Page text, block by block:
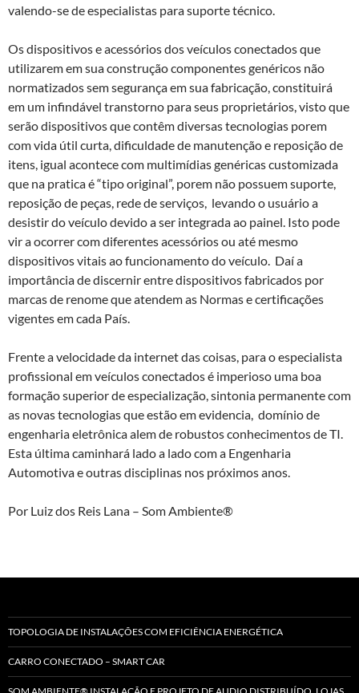
valendo-se de especialistas para suporte técnico.
Os dispositivos e acessórios dos veículos conectados que
utilizarem em sua construção componentes genéricos não
normatizados sem segurança em sua fabricação, constituirá
em um infindável transtorno para seus proprietários, visto que
serão dispositivos que contêm diversas tecnologias porem
com vida útil curta, dificuldade de manutenção e reposição de
itens, igual acontece com multimídias genéricas customizada
que na pratica é “tipo original”, porem não possuem suporte,
reposição de peças, rede de serviços, levando o usuário a
desistir do veículo devido a ser integrada ao painel. Isto pode
vir a ocorrer com diferentes acessórios ou até mesmo
dispositivos vitais ao funcionamento do veículo. Daí a
importância de discernir entre dispositivos fabricados por
marcas de renome que atendem as Normas e certificações
vigentes em cada País.
Frente a velocidade da internet das coisas, para o especialista
profissional em veículos conectados é imperioso uma boa
formação superior de especialização, sintonia permanente com
as novas tecnologias que estão em evidencia, domínio de
engenharia eletrônica alem de robustos conhecimentos de TI.
Esta última caminhará lado a lado com a Engenharia
Automotiva e outras disciplinas nos próximos anos.
Por Luiz dos Reis Lana – Som Ambiente®
TOPOLOGIA DE INSTALAÇÕES COM EFICIÊNCIA ENERGÉTICA
CARRO CONECTADO – SMART CAR